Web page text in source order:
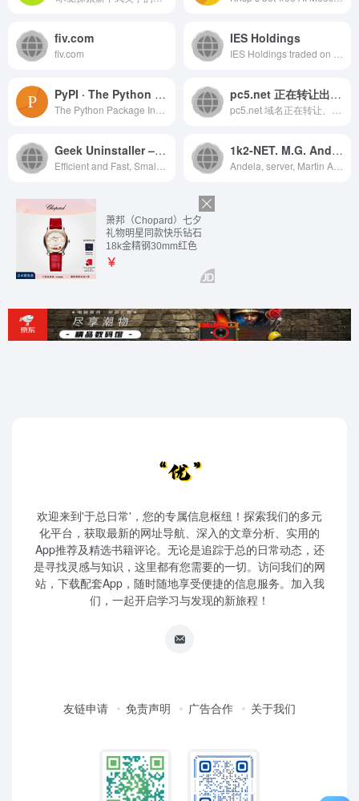
fiv.com
fiv.com
IES Holdings
PyPI · The Python Package Index pc5.net 正在转让出售中 – pc5_域名交易_售卖_卖家信息 – 免费域名停靠 Domain Parking – 腾讯云 DNSPod
Geek Uninstaller – the best FREE uninstaller 1k2-NET. M.G. Andela
欢迎来到'于总日常'，您的专属信息枢纽！探索我们的多元
化平台，获取最新的网址导航、深入的文章分析、实用的
App推荐及精选书籍评论。无论是追踪于总的日常动态，还
是寻找灵感与知识，这里都有您需要的一切。访问我们的网
站，下载配套App，随时随地享受便捷的信息服务。加入我
们，一起开启学习与发现的新旅程！
友链申请 免责声明 广告合作 关于我们